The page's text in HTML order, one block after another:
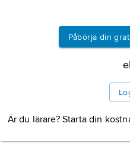
Påbörja din
Är du lärare? Starta din